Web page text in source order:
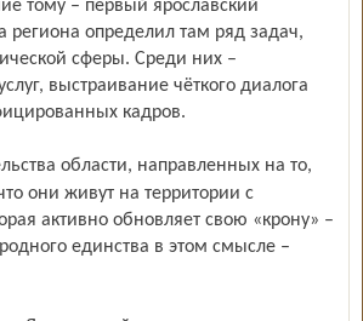
тому – первый ярославский
региона определил там ряд задач,
сферы. Среди них –
выстраивание чёткого диалога
кадров.
они живут на территории с
активно обновляет свою «крону» –
единства в этом смысле –